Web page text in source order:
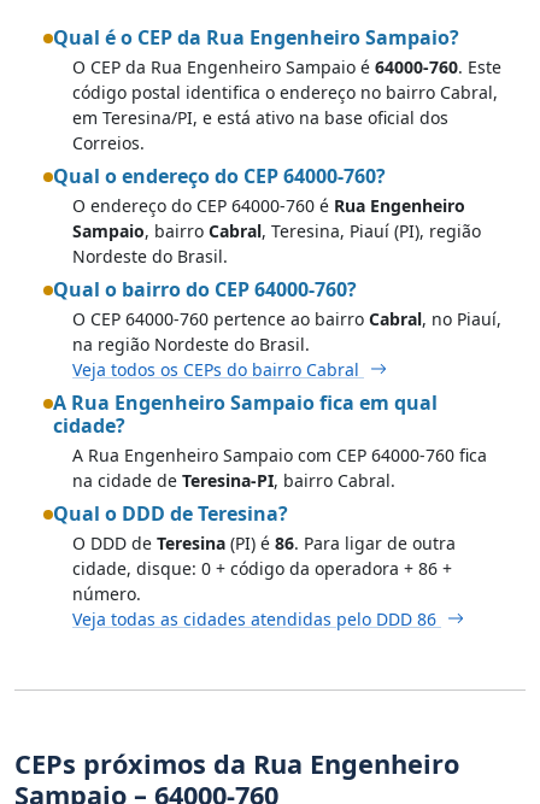
Qual é o CEP da Rua Engenheiro Sampaio?
O CEP da Rua Engenheiro Sampaio é 64000-760. Este
código postal identifica o endereço no bairro Cabral,
em Teresina/PI, e está ativo na base oficial dos
Correios.
Qual o endereço do CEP 64000-760?
O endereço do CEP 64000-760 é Rua Engenheiro
Sampaio, bairro Cabral, Teresina, Piauí (PI), região
Nordeste do Brasil.
Qual o bairro do CEP 64000-760?
O CEP 64000-760 pertence ao bairro Cabral, no Piauí,
na região Nordeste do Brasil.
Veja todos os CEPs do bairro Cabral
A Rua Engenheiro Sampaio fica em qual
cidade?
A Rua Engenheiro Sampaio com CEP 64000-760 fica
na cidade de Teresina-PI, bairro Cabral.
Qual o DDD de Teresina?
O DDD de Teresina (PI) é 86. Para ligar de outra
cidade, disque: 0 + código da operadora + 86 +
número.
Veja todas as cidades atendidas pelo DDD 86
CEPs próximos da Rua Engenheiro
Sampaio – 64000-760